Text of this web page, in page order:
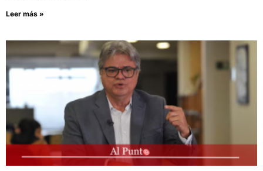
Leer más »